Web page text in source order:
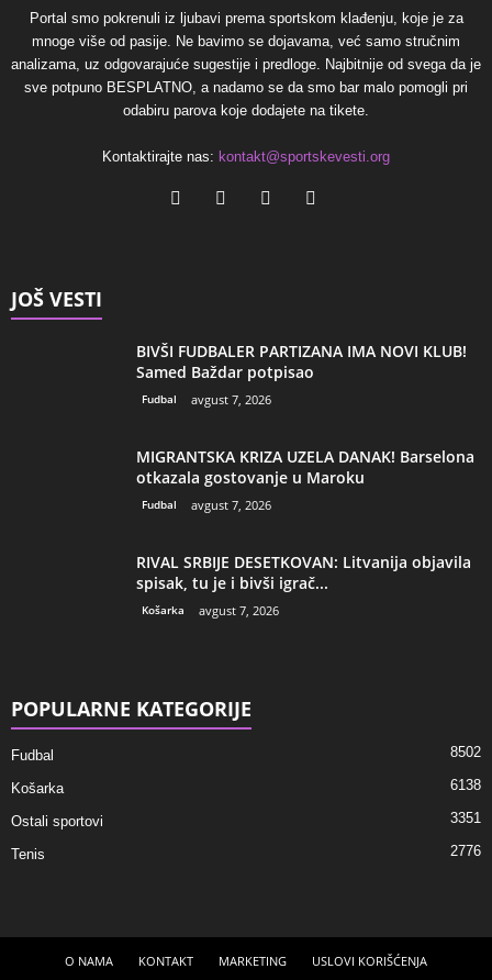
Portal smo pokrenuli iz ljubavi prema sportskom klađenju, koje je za
mnoge više od pasije. Ne bavimo se dojavama, već samo stručnim
analizama, uz odgovarajuće sugestije i predloge. Najbitnije od svega da je
sve potpuno BESPLATNO, a nadamo se da smo bar malo pomogli pri
odabiru parova koje dodajete na tikete.
Kontaktirajte nas: kontakt@sportskevesti.org
JOŠ VESTI
BIVŠI FUDBALER PARTIZANA IMA NOVI KLUB!
Samed Baždar potpisao
Fudbal avgust 7, 2026
MIGRANTSKA KRIZA UZELA DANAK! Barselona
otkazala gostovanje u Maroku
Fudbal avgust 7, 2026
RIVAL SRBIJE DESETKOVAN: Litvanija objavila
spisak, tu je i bivši igrač...
Košarka avgust 7, 2026
POPULARNE KATEGORIJE
Fudbal 8502
Košarka 6138
Ostali sportovi 3351
Tenis 2776
O NAMA KONTAKT MARKETING USLOVI KORIŠĆENJA